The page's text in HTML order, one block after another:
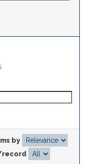
by
record